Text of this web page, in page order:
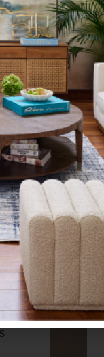
y opta
hacerse
aquí te
natural de
de agua y